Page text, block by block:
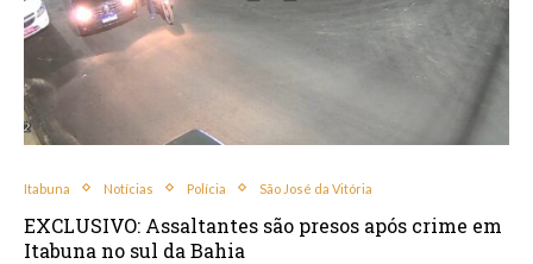
Itabuna Notícias Polícia São José da Vitória
EXCLUSIVO: Assaltantes são presos após crime em
Itabuna no sul da Bahia